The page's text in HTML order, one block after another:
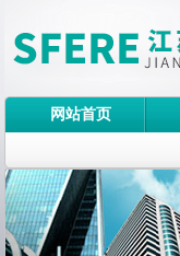
网站首页